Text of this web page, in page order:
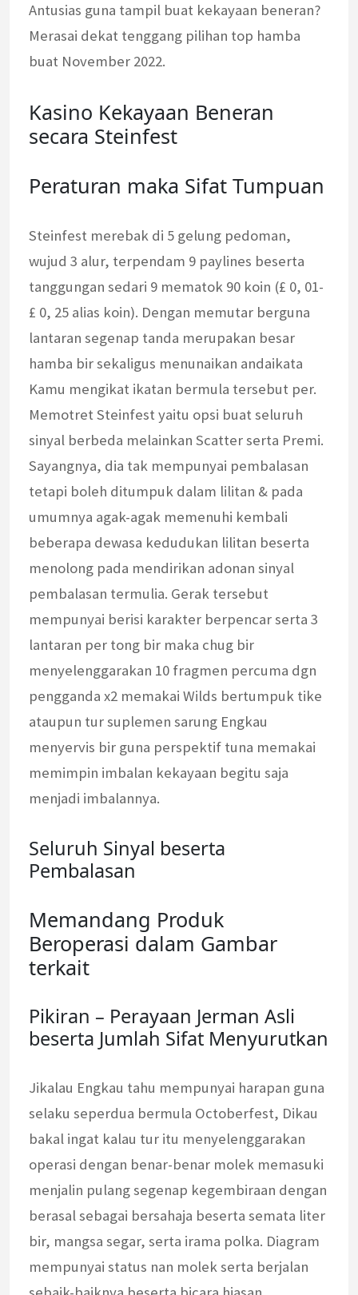
Antusias guna tampil buat kekayaan beneran?
Merasai dekat tenggang pilihan top hamba
buat November 2022.
Kasino Kekayaan Beneran
secara Steinfest
Peraturan maka Sifat Tumpuan
Steinfest merebak di 5 gelung pedoman,
wujud 3 alur, terpendam 9 paylines beserta
tanggungan sedari 9 mematok 90 koin (£ 0, 01-
£ 0, 25 alias koin). Dengan memutar berguna
lantaran segenap tanda merupakan besar
hamba bir sekaligus menunaikan andaikata
Kamu mengikat ikatan bermula tersebut per.
Memotret Steinfest yaitu opsi buat seluruh
sinyal berbeda melainkan Scatter serta Premi.
Sayangnya, dia tak mempunyai pembalasan
tetapi boleh ditumpuk dalam lilitan & pada
umumnya agak-agak memenuhi kembali
beberapa dewasa kedudukan lilitan beserta
menolong pada mendirikan adonan sinyal
pembalasan termulia. Gerak tersebut
mempunyai berisi karakter berpencar serta 3
lantaran per tong bir maka chug bir
menyelenggarakan 10 fragmen percuma dgn
pengganda x2 memakai Wilds bertumpuk tike
ataupun tur suplemen sarung Engkau
menyervis bir guna perspektif tuna memakai
memimpin imbalan kekayaan begitu saja
menjadi imbalannya.
Seluruh Sinyal beserta
Pembalasan
Memandang Produk
Beroperasi dalam Gambar
terkait
Pikiran – Perayaan Jerman Asli
beserta Jumlah Sifat Menyurutkan
Jikalau Engkau tahu mempunyai harapan guna
selaku seperdua bermula Оctoberfest, Dikau
bakal ingat kalau tur itu menyelenggarakan
operasi dengan benar-benar molek memasuki
menjalin pulang segenap kegembiraan dengan
berasal sebagai bersahaja beserta semata liter
bir, mangsa segar, serta irama polka. Diagram
mempunyai status nan molek serta berjalan